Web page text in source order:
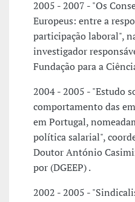
2005 - 2007 - "Os
Europeus: entre a
participação laboral",
investigador
Fundação para a
2004 - 2005 - "Estudo
comportamento das
em Portugal,
política salarial",
Doutor António
por (DGEEP) .
2002 - 2005 -